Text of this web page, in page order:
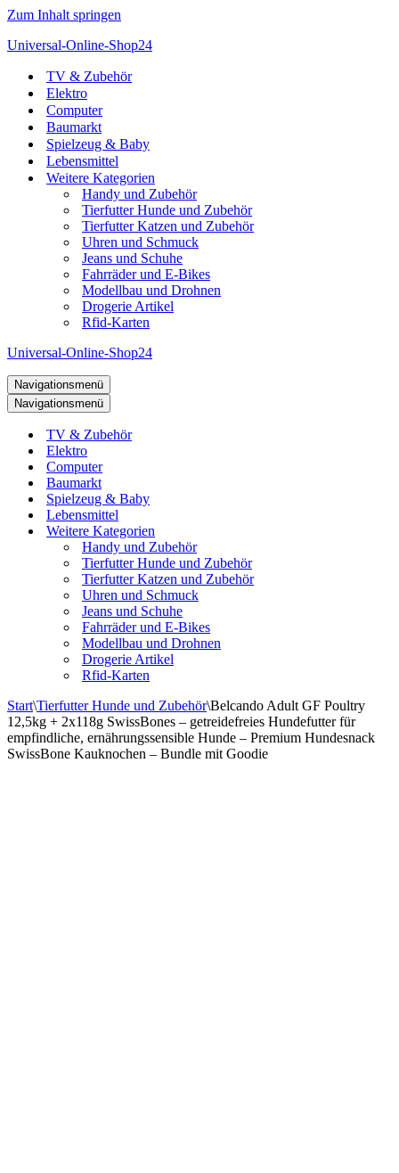
Zum Inhalt springen
Universal-Online-Shop24
TV & Zubehör
Elektro
Computer
Baumarkt
Spielzeug & Baby
Lebensmittel
Weitere Kategorien
Handy und Zubehör
Tierfutter Hunde und Zubehör
Tierfutter Katzen und Zubehör
Uhren und Schmuck
Jeans und Schuhe
Fahrräder und E-Bikes
Modellbau und Drohnen
Drogerie Artikel
Rfid-Karten
Universal-Online-Shop24
Navigationsmenü
Navigationsmenü
TV & Zubehör
Elektro
Computer
Baumarkt
Spielzeug & Baby
Lebensmittel
Weitere Kategorien
Handy und Zubehör
Tierfutter Hunde und Zubehör
Tierfutter Katzen und Zubehör
Uhren und Schmuck
Jeans und Schuhe
Fahrräder und E-Bikes
Modellbau und Drohnen
Drogerie Artikel
Rfid-Karten
Start\Tierfutter Hunde und Zubehör\Belcando Adult GF Poultry
12,5kg + 2x118g SwissBones – getreidefreies Hundefutter für
empfindliche, ernährungssensible Hunde – Premium Hundesnack
SwissBone Kauknochen – Bundle mit Goodie